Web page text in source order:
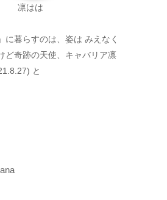
凛はは
に暮らすのは、姿は みえなく
ど奇跡の天使、キャバリア凛
と